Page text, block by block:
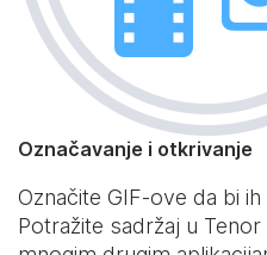
Označavanje i otkrivanje
Označite GIF-ove da bi
Potražite sadržaj u